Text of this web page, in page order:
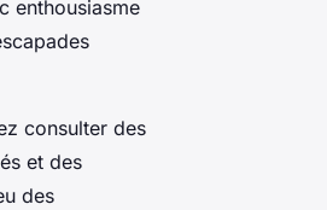
enthousiasme
consulter des
et des
des